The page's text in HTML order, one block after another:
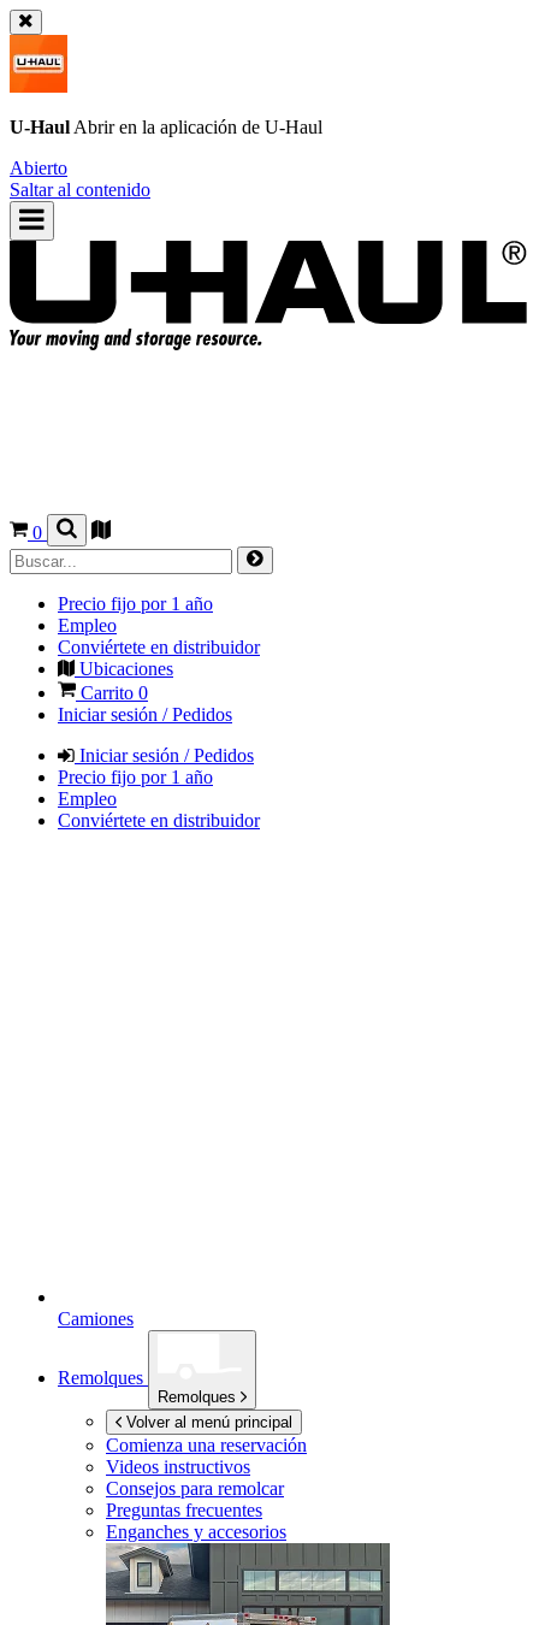
U-Haul Abrir en la aplicación de U-Haul
Abierto
Saltar al contenido
0
Precio fijo por 1 año
Empleo
Conviértete en distribuidor
Ubicaciones
Carrito 0
Iniciar sesión / Pedidos
Iniciar sesión / Pedidos
Precio fijo por 1 año
Empleo
Conviértete en distribuidor
Camiones
Remolques
Remolques
Volver al menú principal
Comienza una reservación
Videos instructivos
Consejos para remolcar
Preguntas frecuentes
Enganches y accesorios